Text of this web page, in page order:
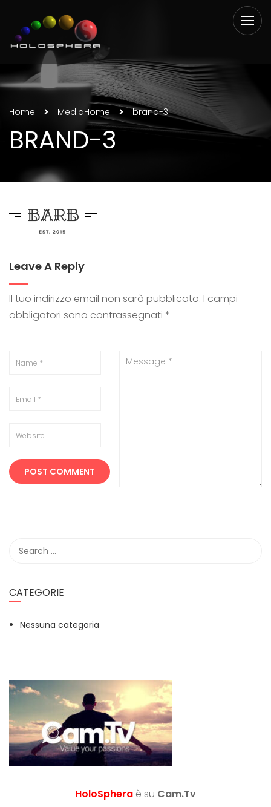
Home MediaHome brand-3
BRAND-3
Leave A Reply
Il tuo indirizzo email non sarà pubblicato. I campi
obbligatori sono contrassegnati *
CATEGORIE
Nessuna categoria
HoloSphera è su Cam.Tv